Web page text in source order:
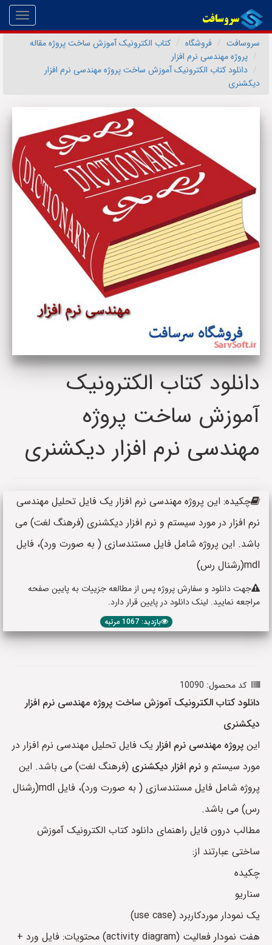
سروسافت
فروشگاه
کتاب الکترونیک آموزش ساخت پروژه مقاله
پروژه مهندسی نرم افزار
دانلود کتاب الکترونیک آموزش ساخت پروژه مهندسی نرم افزار
دیکشنری
دانلود کتاب الکترونیک
آموزش ساخت پروژه
مهندسی نرم افزار دیکشنری
چکیده: این پروژه مهندسی نرم افزار یک فایل تحلیل مهندسی
نرم افزار در مورد سیستم و نرم افزار دیکشنری (فرهنگ لغت) می
باشد. این پروژه شامل فایل مستندسازی ( به صورت ورد)، فایل
mdl(رشنال رس)
جهت دانلود و سفارش پروژه پس از مطالعه جزییات به پایین صفحه
مراجعه نمایید. لینک دانلود در پایین قرار دارد.
بازدید: 1067 مرتبه
کد محصول: 10090
دانلود کتاب الکترونیک آموزش ساخت پروژه مهندسی نرم افزار
دیکشنری
این پروژه مهندسی نرم افزار یک فایل تحلیل مهندسی نرم افزار در
مورد سیستم و نرم افزار دیکشنری (فرهنگ لغت) می باشد. این
پروژه شامل فایل مستندسازی ( به صورت ورد)، فایل mdl(رشنال
رس) می باشد.
مطالب درون فایل راهنمای دانلود کتاب الکترونیک آموزش
ساختی عبارتند از:
چکیده
سناریو
یک نمودار موردکاربرد (use case)
هفت نمودار فعالیت (activity diagram) محتویات: فایل ورد +